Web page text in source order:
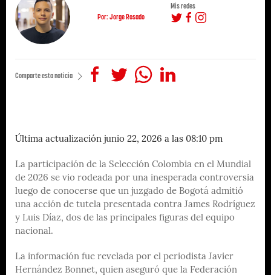
Por: Jorge Rosado
Mis redes
Comparte esta noticia
Última actualización junio 22, 2026 a las 08:10 pm
La participación de la Selección Colombia en el Mundial
de 2026 se vio rodeada por una inesperada controversia
luego de conocerse que un juzgado de Bogotá admitió
una acción de tutela presentada contra James Rodríguez
y Luis Díaz, dos de las principales figuras del equipo
nacional.
La información fue revelada por el periodista Javier
Hernández Bonnet, quien aseguró que la Federación